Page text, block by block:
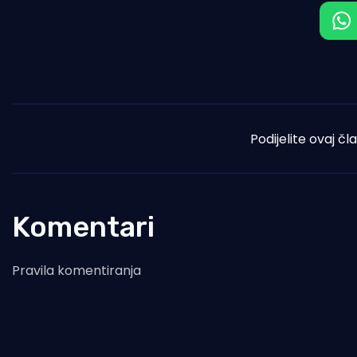
Podijelite ovaj
Komentari
Pravila komentiranja